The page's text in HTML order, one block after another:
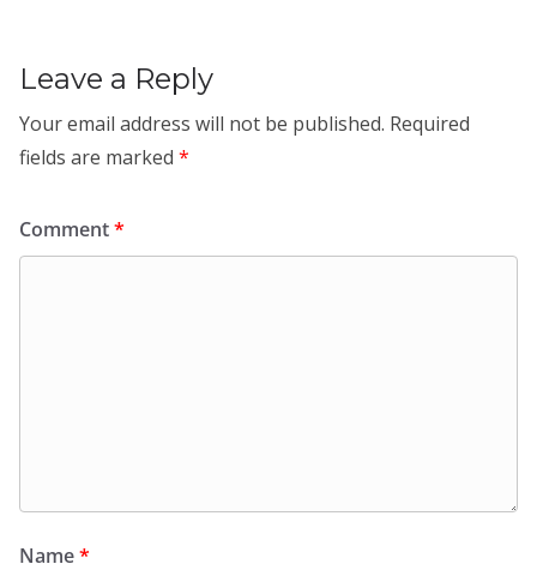
Leave a Reply
Your email address will not be published. Required
fields are marked *
Comment*
Name*